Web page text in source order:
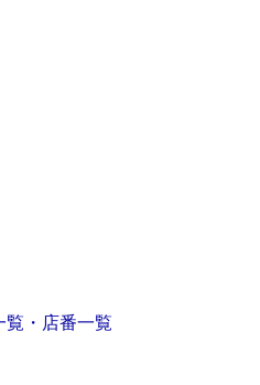
覧・店番一覧